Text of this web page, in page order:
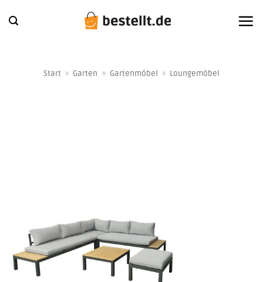
Inhalt
Start » Garten » Gartenmöbel » Loungemöbel